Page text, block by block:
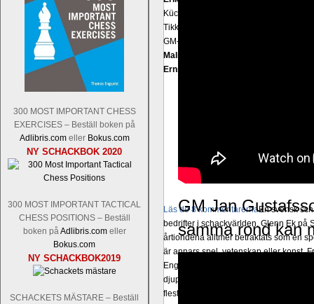
300 MOST IMPORTANT CHESS
EXERCISES – Beställ boken på
Adlibris.comeller Bokus.com
NY SCHACKBOK 2020
300 MOST IMPORTANT TACTICAL
CHESS POSITIONS – Beställ
boken påAdlibris.comeller
Bokus.com
NY SCHACKBOK2019
SCHACKETS MÄSTARE – Beställ
Kücüksan kan absolut inte räknas
Tikkanen inte är med och kämpar om
GM-status, och Tikkanen är säkert
Malmstig-IM Tommy Andersson, IM
Ernst.
Läs de 8 kommentarernaEn svensk
bedrifter i schackvärlden. Glenn Ek på
årtiondena alltmer betraktats som en
är annars spel, vetenskap eller konst.
Engqvist arbetat med boken i ur och
djupintervjuer med
flesta aldrig har sett tidigare. Boken
GM Jan
samma rond kan